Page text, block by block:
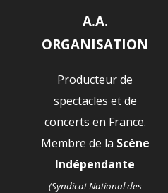
A.A.
ORGANISATION
Producteur de
spectacles et de
concerts en France.
Membre de la Scène
Indépendante
(Syndicat National des